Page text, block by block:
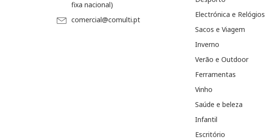
fixa nacional)
comercial@comulti.pt
Electrónica e Relógios
Sacos e Viagem
Inverno
Verão e Outdoor
Ferramentas
Vinho
Saúde e beleza
Infantil
Escritório